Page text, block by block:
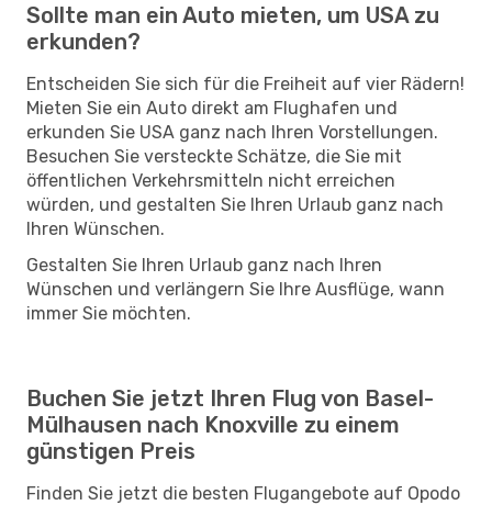
Sollte man ein Auto mieten, um USA zu
erkunden?
Entscheiden Sie sich für die Freiheit auf vier Rädern!
Mieten Sie ein Auto direkt am Flughafen und
erkunden Sie USA ganz nach Ihren Vorstellungen.
Besuchen Sie versteckte Schätze, die Sie mit
öffentlichen Verkehrsmitteln nicht erreichen
würden, und gestalten Sie Ihren Urlaub ganz nach
Ihren Wünschen.
Gestalten Sie Ihren Urlaub ganz nach Ihren
Wünschen und verlängern Sie Ihre Ausflüge, wann
immer Sie möchten.
Buchen Sie jetzt Ihren Flug von Basel-
Mülhausen nach Knoxville zu einem
günstigen Preis
Finden Sie jetzt die besten Flugangebote auf Opodo